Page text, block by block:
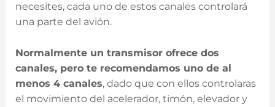
necesites, cada uno de estos canales controlará
una parte del avión.
Normalmente un transmisor ofrece dos
canales, pero te recomendamos uno de al
menos 4 canales, dado que con ellos controlaras
el movimiento del acelerador, timón, elevador y